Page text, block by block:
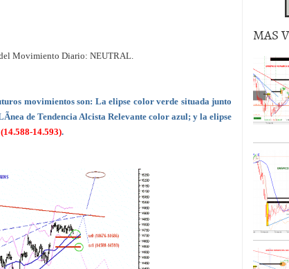
Movimiento Diario: NEUTRAL.
movimientos son: La elipse color verde situada junto
de Tendencia Alcista Relevante color azul; y la elipse
14.593).
MAS